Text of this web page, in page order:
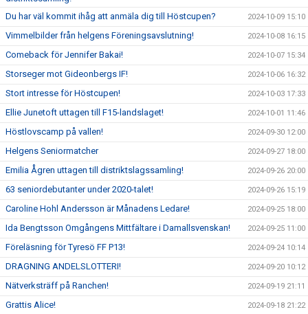
Du har väl kommit ihåg att anmäla dig till Höstcupen?
2024-10-09 15:10
Vimmelbilder från helgens Föreningsavslutning! 2024-10-08 16:15
Comeback för Jennifer Bakai! 2024-10-07 15:34
Storseger mot Gideonbergs IF! 2024-10-06 16:32
Stort intresse för Höstcupen! 2024-10-03 17:33
Ellie Junetoft uttagen till F15-landslaget! 2024-10-01 11:46
Höstlovscamp på vallen! 2024-09-30 12:00
Helgens Seniormatcher 2024-09-27 18:00
Emilia Ågren uttagen till distriktslagssamling! 2024-09-26 20:00
63 seniordebutanter under 2020-talet! 2024-09-26 15:19
Caroline Hohl Andersson är Månadens Ledare! 2024-09-25 18:00
Ida Bengtsson Omgångens Mittfältare i Damallsvenskan! 2024-09-25 11:00
Föreläsning för Tyresö FF P13! 2024-09-24 10:14
DRAGNING ANDELSLOTTERI! 2024-09-20 10:12
Nätverksträff på Ranchen! 2024-09-19 21:11
Grattis Alice! 2024-09-18 21:22